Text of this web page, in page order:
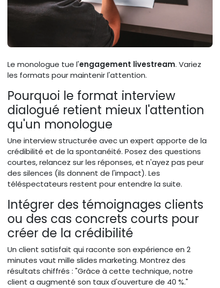
Le monologue tue l'engagement livestream. Variez
les formats pour maintenir l'attention.
Pourquoi le format interview
dialogué retient mieux l'attention
qu'un monologue
Une interview structurée avec un expert apporte de la
crédibilité et de la spontanéité. Posez des questions
courtes, relancez sur les réponses, et n'ayez pas peur
des silences (ils donnent de l'impact). Les
téléspectateurs restent pour entendre la suite.
Intégrer des témoignages clients
ou des cas concrets courts pour
créer de la crédibilité
Un client satisfait qui raconte son expérience en 2
minutes vaut mille slides marketing. Montrez des
résultats chiffrés : "Grâce à cette technique, notre
client a augmenté son taux d'ouverture de 40 %."